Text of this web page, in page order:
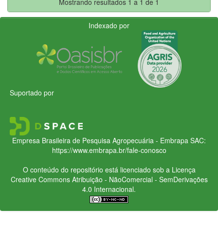
Indexado por
Suportado por
Empresa Brasileira de Pesquisa Agropecuária - Embrapa SAC:
https://www.embrapa.br/fale-conosco
O conteúdo do repositório está licenciado sob a Licença
Creative CommonsAtribuição - NãoComercial - SemDerivações
4.0 Internacional.